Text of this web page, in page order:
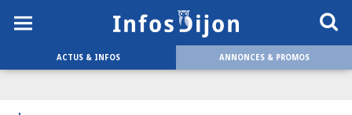
ACTUS & INFOS ANNONCES & PROMOS